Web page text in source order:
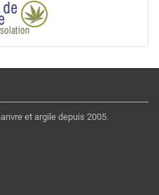
et argile depuis 2005.